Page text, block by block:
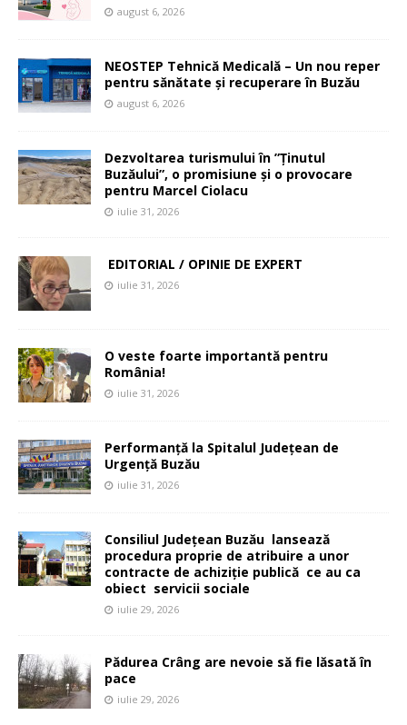
august 6, 2026
NEOSTEP Tehnică Medicală – Un nou reper
pentru sănătate și recuperare în Buzău
august 6, 2026
Dezvoltarea turismului în ”Ținutul
Buzăului”, o promisiune și o provocare
pentru Marcel Ciolacu
iulie 31, 2026
EDITORIAL / OPINIE DE EXPERT
iulie 31, 2026
O veste foarte importantă pentru
România!
iulie 31, 2026
Performanță la Spitalul Județean de
Urgență Buzău
iulie 31, 2026
Consiliul Județean Buzău lansează
procedura proprie de atribuire a unor
contracte de achiziție publică ce au ca
obiect servicii sociale
iulie 29, 2026
Pădurea Crâng are nevoie să fie lăsată în
pace
iulie 29, 2026